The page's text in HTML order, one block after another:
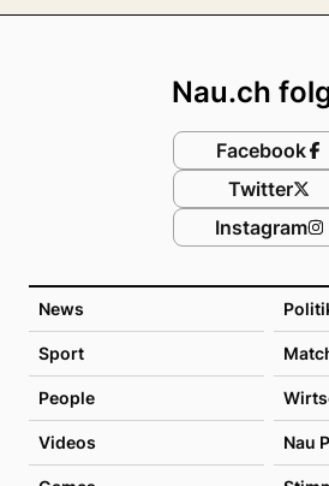
News
Sport
People
Videos Nau
Nau.ch
Facebook
Twitter
Instagram